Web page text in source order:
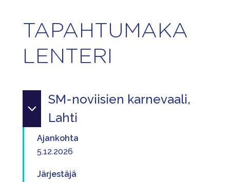
TAPAHTUMAKA
LENTERI
SM-noviisien karnevaali,
Lahti
Ajankohta
5.12.2026
Järjestäjä